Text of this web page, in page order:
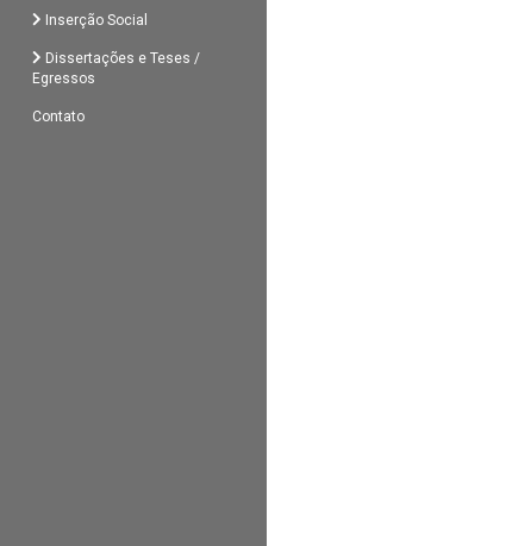
Inserção Social
Dissertações e Teses /
Egressos
Contato